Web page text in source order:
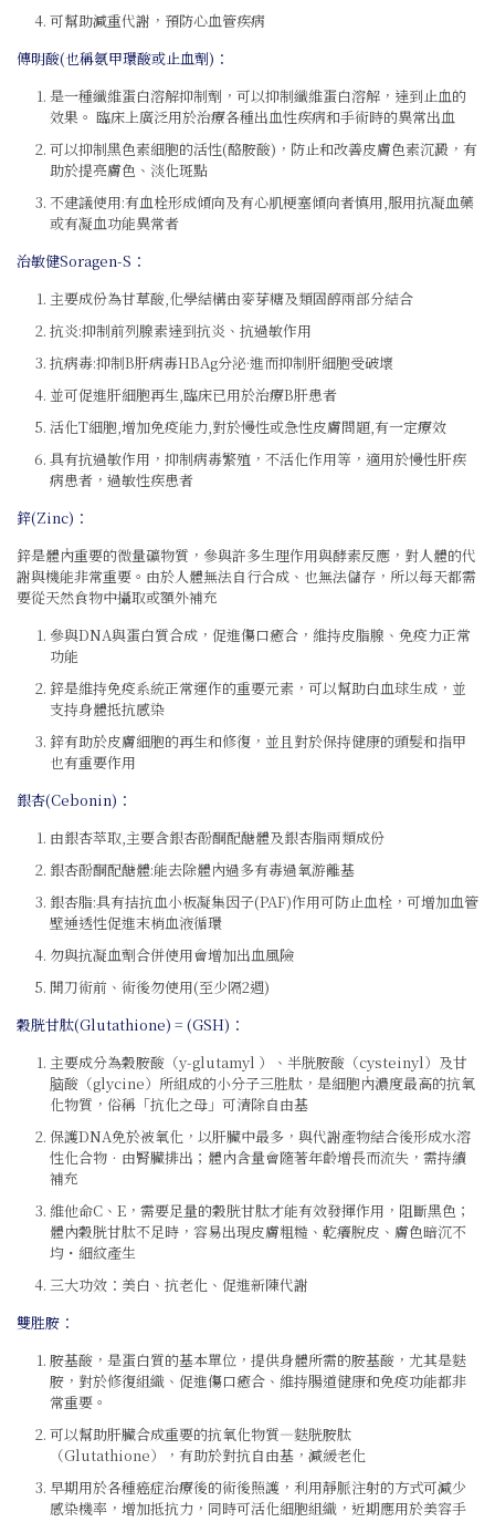
可幫助減重代謝，預防心血管疾病
傳明酸(也稱氨甲環酸或止血劑)：
是一種纖維蛋白溶解抑制劑，可以抑制纖維蛋白溶解，達到止血的
效果。 臨床上廣泛用於治療各種出血性疾病和手術時的異常出血
可以抑制黑色素細胞的活性(酪胺酸)，防止和改善皮膚色素沉澱，有
助於提亮膚色、淡化斑點
不建議使用:有血栓形成傾向及有心肌梗塞傾向者慎用,服用抗凝血藥
或有凝血功能異常者
治敏健Soragen-S：
主要成份為甘草酸,化學結構由麥芽糖及類固醇兩部分結合
抗炎:抑制前列腺素達到抗炎、抗過敏作用
抗病毒:抑制B肝病毒HBAg分泌·進而抑制肝細胞受破壞
並可促進肝細胞再生,臨床已用於治療B肝患者
活化T細胞,增加免疫能力,對於慢性或急性皮膚問題,有一定療效
具有抗過敏作用，抑制病毒繁殖，不活化作用等，適用於慢性肝疾
病患者，過敏性疾患者
鋅(Zinc)：
鋅是體內重要的微量礦物質，參與許多生理作用與酵素反應，對人體的代
謝與機能非常重要。由於人體無法自行合成、也無法儲存，所以每天都需
要從天然食物中攝取或額外補充
參與DNA與蛋白質合成，促進傷口癒合，維持皮脂腺、免疫力正常
功能
鋅是維持免疫系統正常運作的重要元素，可以幫助白血球生成，並
支持身體抵抗感染
鋅有助於皮膚細胞的再生和修復，並且對於保持健康的頭髮和指甲
也有重要作用
銀杏(Cebonin)：
由銀杏萃取,主要含銀杏酚酮配醣體及銀杏脂兩類成份
銀杏酚酮配醣體:能去除體內過多有毒過氧游離基
銀杏脂:具有拮抗血小板凝集因子(PAF)作用可防止血栓，可增加血管
壁通透性促進末梢血液循環
勿與抗凝血劑合併使用會增加出血風險
開刀術前、術後勿使用(至少隔2週)
穀胱甘肽(Glutathione) = (GSH)：
主要成分為穀胺酸（y-glutamyl ）、半胱胺酸（cysteinyl）及甘
脑酸（glycine）所組成的小分子三胜肽，是細胞內濃度最高的抗氧
化物質，俗稱「抗化之母」可清除自由基
保護DNA免於被氧化，以肝臟中最多，與代謝產物結合後形成水溶
性化合物．由腎臟排出；體內含量會隨著年齡增長而流失，需持續
補充
維他命C、E，需要足量的穀胱甘肽才能有效發揮作用，阻斷黑色；
體內穀胱甘肽不足時，容易出現皮膚粗糙、乾癢脫皮、膚色暗沉不
均・細紋產生
三大功效：美白、抗老化、促進新陳代謝
雙胜胺：
胺基酸，是蛋白質的基本單位，提供身體所需的胺基酸，尤其是麩
胺，對於修復組織、促進傷口癒合、維持腸道健康和免疫功能都非
常重要。
可以幫助肝臟合成重要的抗氧化物質—麩胱胺肽
（Glutathione），有助於對抗自由基，減緩老化
早期用於各種癌症治療後的術後照護，利用靜脈注射的方式可減少
感染機率，增加抵抗力，同時可活化細胞組織，近期應用於美容手